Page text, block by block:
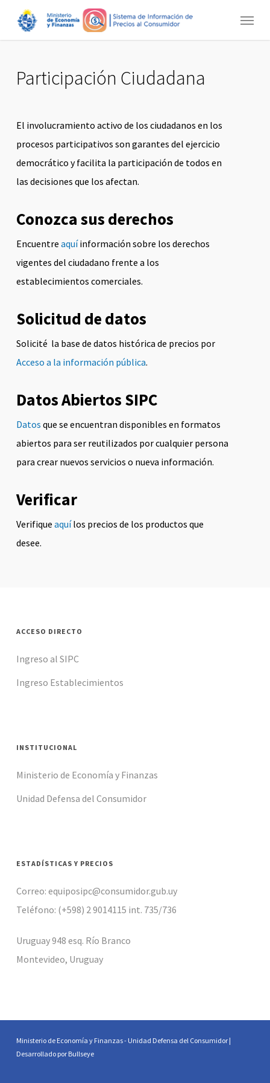
Menu
Participación Ciudadana
El involucramiento activo de los ciudadanos en los
procesos participativos son garantes del ejercicio
democrático y facilita la participación de todos en
las decisiones que los afectan.
Conozca sus derechos
Encuentreaquíinformación sobre los derechos
vigentes del ciudadano frente a los
establecimientos comerciales.
Solicitud de datos
Solicité la base de datos histórica de precios por
Acceso a la información pública.
Datos Abiertos SIPC
Datos que se encuentran disponibles en formatos
abiertos para ser reutilizados por cualquier persona
para crear nuevos servicios o nueva información.
Verificar
Verifiqueaquílos precios de los productos que
desee.
ACCESO DIRECTO
Ingreso al SIPC
Ingreso Establecimientos
INSTITUCIONAL
Ministerio de Economía y Finanzas
Unidad Defensa del Consumidor
ESTADÍSTICAS Y PRECIOS
Correo: equiposipc@consumidor.gub.uy
Teléfono: (+598) 2 9014115 int. 735/736
Uruguay 948 esq. Río Branco
Montevideo, Uruguay
Ministerio de Economía y Finanzas - Unidad Defensa del Consumidor |
Desarrollado por Bullseye